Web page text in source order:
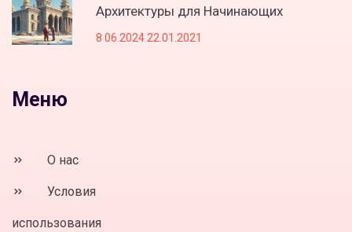
Архитектуры для Начинающих
8 06 2024 22.01.2021
Меню
О нас
Условия
использования